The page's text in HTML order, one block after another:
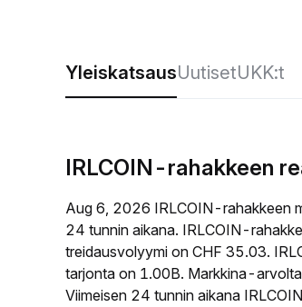
YleiskatsausUutisetUKK:t
IRLCOIN-rahakkeen
Aug 6, 2026 IRLCOIN-rahakkeen
24 tunnin aikana. IRLCOIN-
treidausvolyymi on CHF 35.03.
tarjonta on 1.00B. Markkina-
Viimeisen 24 tunnin aikana